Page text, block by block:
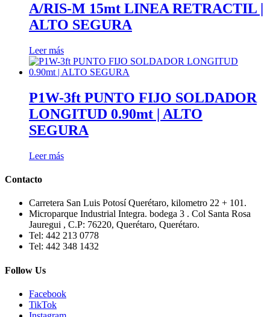
A/RIS-M 15mt LINEA RETRACTIL |
ALTO SEGURA
Leer más
P1W-3ft PUNTO FIJO SOLDADOR
LONGITUD 0.90mt | ALTO
SEGURA
Leer más
Contacto
Carretera San Luis Potosí Querétaro, kilometro 22 + 101.
Microparque Industrial Integra. bodega 3 . Col Santa Rosa
Jauregui , C.P: 76220, Querétaro, Querétaro.
Tel: 442 213 0778
Tel: 442 348 1432
Follow Us
Facebook
TikTok